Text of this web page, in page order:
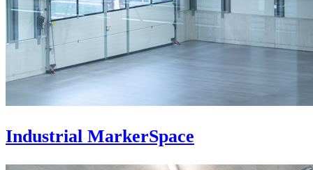
Industrial MarkerSpace